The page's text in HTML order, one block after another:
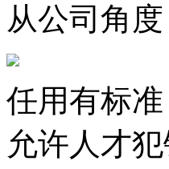
从公司角度
任用有标准
允许人才犯